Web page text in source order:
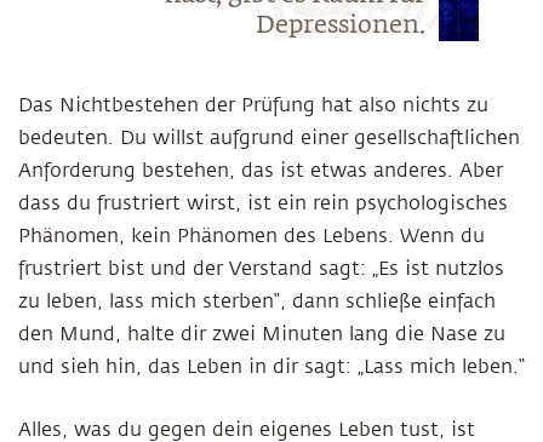
Depressionen.
Das Nichtbestehen der Prüfung hat also nichts zu
bedeuten. Du willst aufgrund einer gesellschaftlichen
Anforderung bestehen, das ist etwas anderes. Aber
dass du frustriert wirst, ist ein rein psychologisches
Phänomen, kein Phänomen des Lebens. Wenn du
frustriert bist und der Verstand sagt: „Es ist nutzlos
zu leben, lass mich sterben“, dann schließe einfach
den Mund, halte dir zwei Minuten lang die Nase zu
und sieh hin, das Leben in dir sagt: „Lass mich leben.“
Alles, was du gegen dein eigenes Leben tust, ist